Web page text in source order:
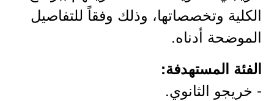
الكلية وتخصصاتها، وذلك وفقاً للتفاصيل
الموضحة أدناه.
الفئة المستهدفة:
- خريجو الثانوي.